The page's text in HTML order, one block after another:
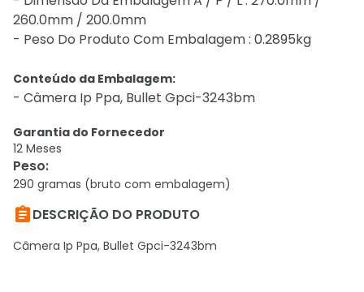
260.0mm / 200.0mm
- Peso Do Produto Com Embalagem : 0.2895kg
Conteúdo da Embalagem:
- Câmera Ip Ppa, Bullet Gpci-3243bm
Garantia do Fornecedor
12 Meses
Peso:
290 gramas (bruto com embalagem)
DESCRIÇÃO DO PRODUTO
Câmera Ip Ppa, Bullet Gpci-3243bm